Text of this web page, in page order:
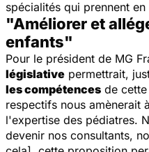
spécialités qui prennent
"Améliorer et
enfants"
Pour le président de MG
législative permettrait,
les compétences de
respectifs nous amènerait
l'expertise des pédiatres.
devenir nos consultants,